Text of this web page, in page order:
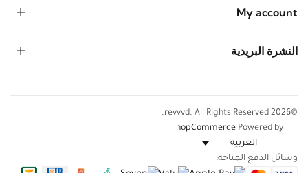
My account
النشرة البريدية
©2026 revvvd. All Rights Reserved.
Powered by
nopCommerce
وسائل الدفع المتاحة: